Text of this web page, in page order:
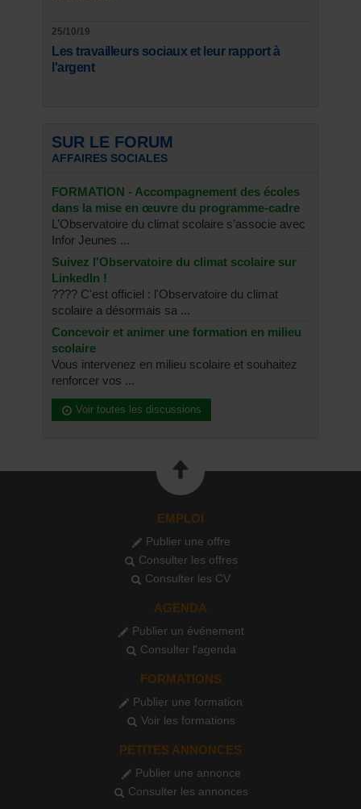
25/10/19
Les travailleurs sociaux et leur rapport à
l'argent
SUR LE FORUM
AFFAIRES SOCIALES
FORMATION - Accompagnement des écoles
dans la mise en œuvre du programme-cadre
L’Observatoire du climat scolaire s’associe avec
Infor Jeunes ...
Suivez l'Observatoire du climat scolaire sur
LinkedIn !
???? C'est officiel : l'Observatoire du climat
scolaire a désormais sa ...
Concevoir et animer une formation en milieu
scolaire
Vous intervenez en milieu scolaire et souhaitez
renforcer vos ...
Voir toutes les discussions
EMPLOI
Publier une offre
Consulter les offres
Consulter les CV
AGENDA
Publier un événement
Consulter l'agenda
FORMATIONS
Publier une formation
Voir les formations
PETITES ANNONCES
Publier une annonce
Consulter les annonces